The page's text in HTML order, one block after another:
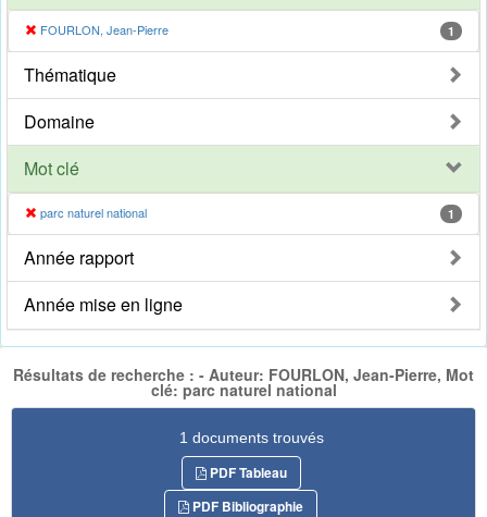
FOURLON, Jean-Pierre 1
Thématique
Domaine
Mot clé
parc naturel national 1
Année rapport
Année mise en ligne
Résultats de recherche : - Auteur: FOURLON, Jean-Pierre, Mot
clé: parc naturel national
1 documents trouvés
PDF Tableau
PDF Bibliographie